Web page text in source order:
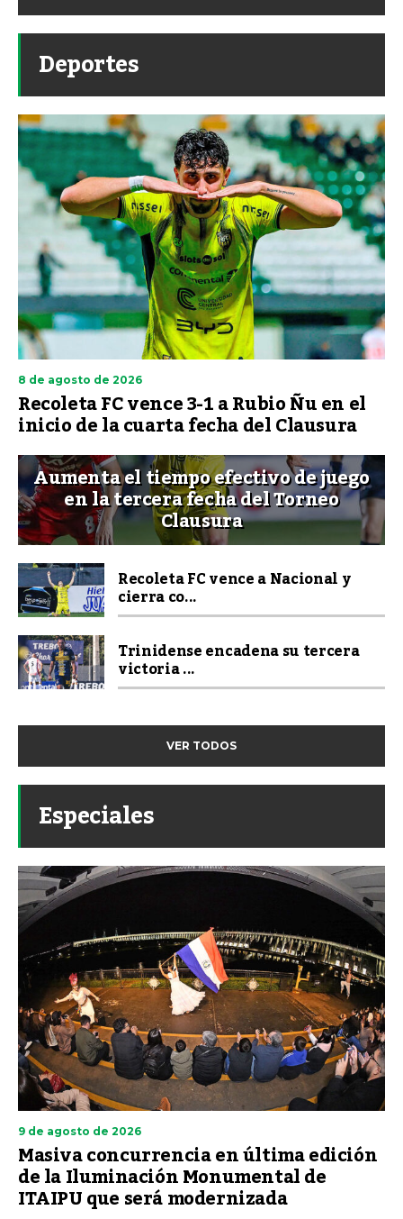
Deportes
8 de agosto de 2026
Recoleta FC vence 3-1 a Rubio Ñu en el
inicio de la cuarta fecha del Clausura
Aumenta el tiempo efectivo de juego
en la tercera fecha del Torneo
Clausura
Recoleta FC vence a Nacional y
cierra co...
Trinidense encadena su tercera
victoria ...
VER TODOS
Especiales
9 de agosto de 2026
Masiva concurrencia en última edición
de la Iluminación Monumental de
ITAIPU que será modernizada